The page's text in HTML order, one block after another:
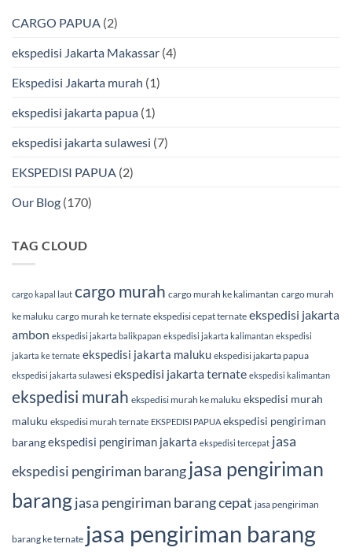
&
Laut
BMP
CARGO PAPUA (2)
ekspedisi Jakarta Makassar (4)
Ekspedisi Jakarta murah (1)
ekspedisi jakarta papua (1)
ekspedisi jakarta sulawesi (7)
EKSPEDISI PAPUA (2)
Our Blog (170)
TAG CLOUD
cargo kapal laut cargo murah cargo murah ke kalimantan cargo murah
ke maluku cargo murah ke ternate ekspedisi cepat ternate ekspedisi jakarta
ambon ekspedisi jakarta balikpapan ekspedisi jakarta kalimantan ekspedisi
jakarta ke ternate ekspedisi jakarta maluku ekspedisi jakarta papua
ekspedisi jakarta sulawesi ekspedisi jakarta ternate ekspedisi kalimantan
ekspedisi murah ekspedisi murah ke maluku ekspedisi murah
maluku ekspedisi murah ternate EKSPEDISI PAPUA ekspedisi pengiriman
barangekspedisi pengiriman jakarta ekspedisi tercepat jasa
ekspedisi pengiriman barangjasa pengiriman
barangjasa pengiriman barang cepat jasa pengiriman
barang ke ternate jasa pengiriman barang